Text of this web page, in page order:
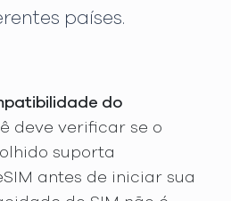
países.
do
deve verificar se o
suporta
antes de iniciar sua